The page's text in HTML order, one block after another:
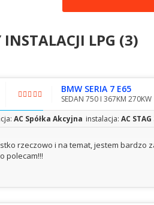
INSTALACJI LPG (3)
BMW SERIA 7 E65
SEDAN 750 I 367KM 270KW
AC Spółka Akcyjna instalacja: AC
rzeczowo i na temat, jestem bardzo
polecam!!!